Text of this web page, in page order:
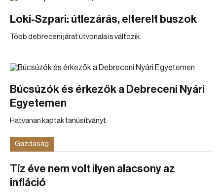
Loki-Szpari: útlezárás, elterelt buszok
Több debreceni járat útvonala is változik.
Búcsúzók és érkezők a Debreceni Nyári
Egyetemen
Hatvanan kaptak tanúsítványt.
Gazdaság
Tíz éve nem volt ilyen alacsony az
infláció